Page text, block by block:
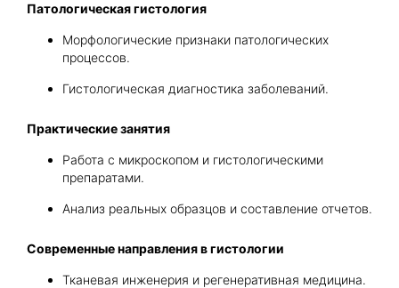
Патологическая гистология
Морфологические признаки патологических
процессов.
Гистологическая диагностика заболеваний.
Практические занятия
Работа с микроскопом и гистологическими
препаратами.
Анализ реальных образцов и составление отчетов.
Современные направления в гистологии
Тканевая инженерия и регенеративная медицина.